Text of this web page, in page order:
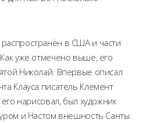
в США и части
уже отмечено выше, его
Николай. Впервые описал
Клауса писатель Клемент
нарисовал, был художник
и Настом внешность Санты